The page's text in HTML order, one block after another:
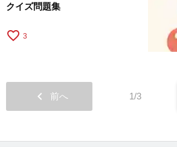
クイズ問題集
favorite_border 3
chevron_left 前へ 1/3